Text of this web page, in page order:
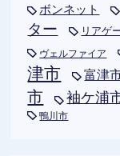
ボンネット
ター
リアゲ
ヴェルファイア
津市
富津
市
袖ケ浦
鴨川市